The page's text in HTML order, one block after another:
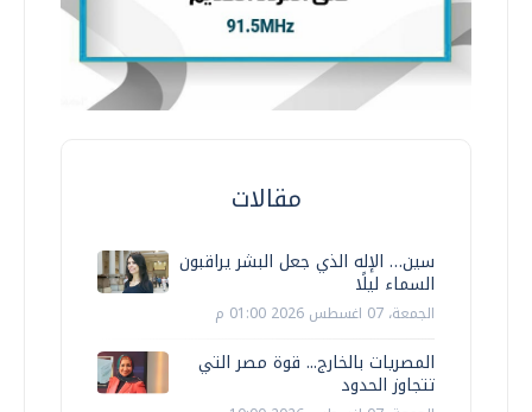
مقالات
سين… الإله الذي جعل البشر يراقبون
السماء ليلًا
الجمعة، 07 اغسطس 2026 01:00 م
المصريات بالخارج... قوة مصر التي
تتجاوز الحدود